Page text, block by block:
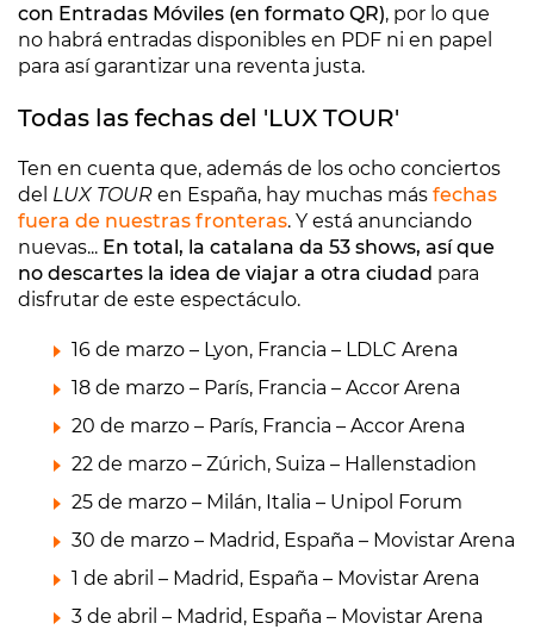
con Entradas Móviles (en formato QR), por lo que
no habrá entradas disponibles en PDF ni en papel
para así garantizar una reventa justa.
Todas las fechas del 'LUX TOUR'
Ten en cuenta que, además de los ocho conciertos
del LUX TOUR en España, hay muchas más fechas
fuera de nuestras fronteras. Y está anunciando
nuevas... En total, la catalana da 53 shows, así que
no descartes la idea de viajar a otra ciudad para
disfrutar de este espectáculo.
16 de marzo – Lyon, Francia – LDLC Arena
18 de marzo – París, Francia – Accor Arena
20 de marzo – París, Francia – Accor Arena
22 de marzo – Zúrich, Suiza – Hallenstadion
25 de marzo – Milán, Italia – Unipol Forum
30 de marzo – Madrid, España – Movistar Arena
1 de abril – Madrid, España – Movistar Arena
3 de abril – Madrid, España – Movistar Arena